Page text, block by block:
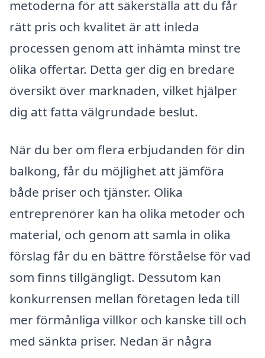
metoderna för att säkerställa att du får
rätt pris och kvalitet är att inleda
processen genom att inhämta minst tre
olika offertar. Detta ger dig en bredare
översikt över marknaden, vilket hjälper
dig att fatta välgrundade beslut.
När du ber om flera erbjudanden för din
balkong, får du möjlighet att jämföra
både priser och tjänster. Olika
entreprenörer kan ha olika metoder och
material, och genom att samla in olika
förslag får du en bättre förståelse för vad
som finns tillgängligt. Dessutom kan
konkurrensen mellan företagen leda till
mer förmånliga villkor och kanske till och
med sänkta priser. Nedan är några